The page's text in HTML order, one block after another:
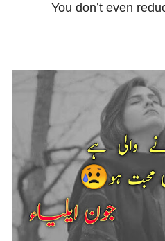
You don’t even